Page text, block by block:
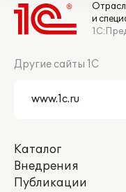
и
Другие сайты 1С
Каталог
Внедрения
Публикации